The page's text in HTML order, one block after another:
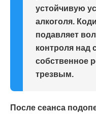
устойчивую
алкоголя.
подавляет
контроля над
собственное
трезвым.
После сеанса